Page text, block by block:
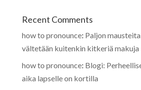
Recent Comments
how to pronounce: Paljon
vältetään kuitenkin kitkeriä makuja
how to pronounce: Blogi:
aika lapselle on kortilla